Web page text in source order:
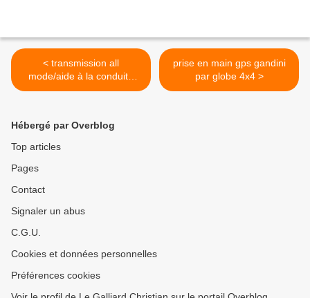
< transmission all
mode/aide à la conduite
juke chez nissan cahors
prise en main gps gandini
par globe 4x4 >
Hébergé par Overblog
Top articles
Pages
Contact
Signaler un abus
C.G.U.
Cookies et données personnelles
Préférences cookies